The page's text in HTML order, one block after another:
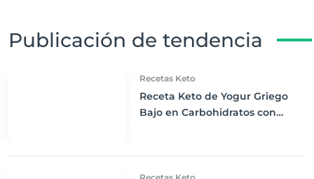
Publicación de tendencia
Recetas Keto
Receta Keto de Yogur Griego
Bajo en Carbohidratos con